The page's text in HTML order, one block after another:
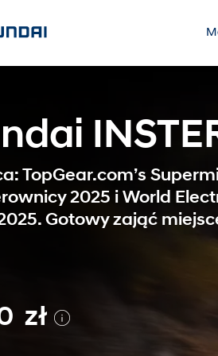
Grupy
Hyundai
Hyundai.
ASO
Dla
Modele
TopGear.com’s
2025 i World
Gotowy zająć
zł